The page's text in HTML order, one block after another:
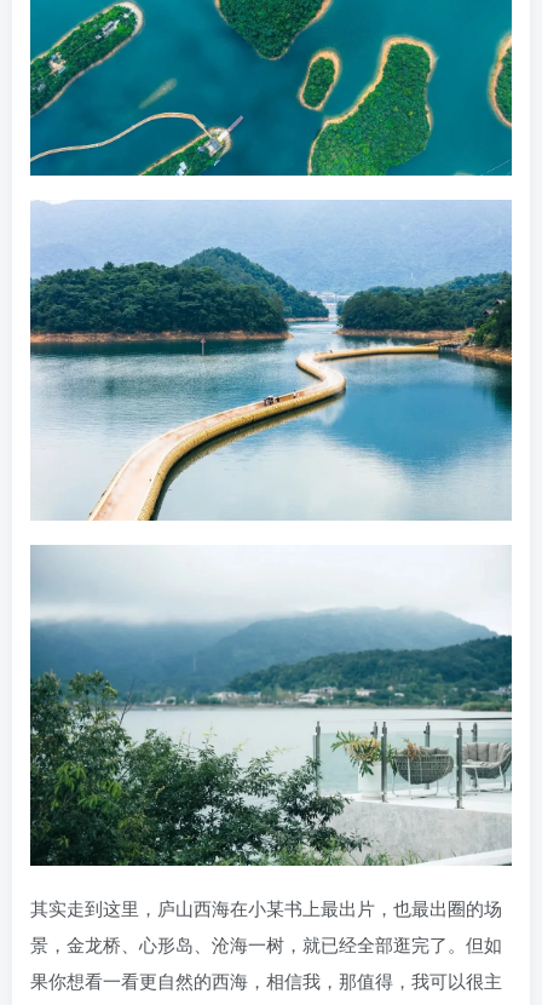
其实走到这里，庐山西海在小某书上最出片，也最出圈的场
景，金龙桥、心形岛、沧海一树，就已经全部逛完了。但如
果你想看一看更自然的西海，相信我，那值得，我可以很主